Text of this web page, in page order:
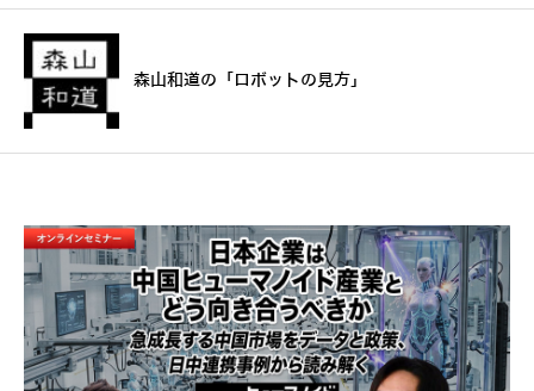
森山和道の「ロボットの見方」